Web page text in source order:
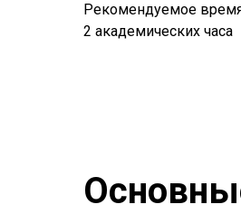
Рекомендуемое
2 академических часа